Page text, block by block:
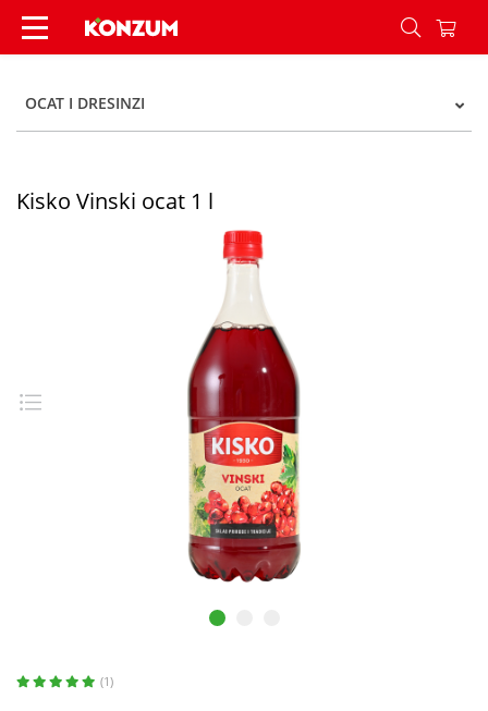
Kisko Vinski ocat 1 l - Konzum
OCAT I DRESINZI
Kisko Vinski ocat 1 l
(1)